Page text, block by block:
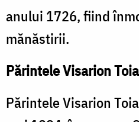
anului 1726, fiind
mănăstirii.
Părintele Visarion Toia
Părintele Visarion